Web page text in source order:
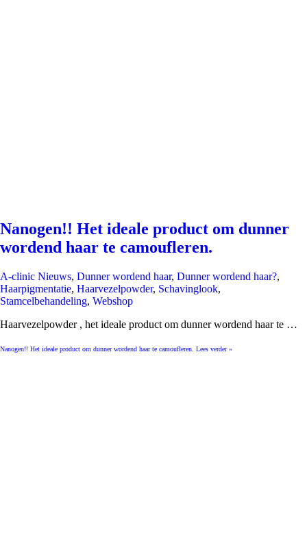
Nanogen!! Het ideale product om dunner
wordend haar te camoufleren.
A-clinic Nieuws, Dunner wordend haar, Dunner wordend haar?,
Haarpigmentatie, Haarvezelpowder, Schavinglook,
Stamcelbehandeling, Webshop
Haarvezelpowder , het ideale product om dunner wordend haar te …
Nanogen!! Het ideale product om dunner wordend haar te camoufleren. Lees verder »